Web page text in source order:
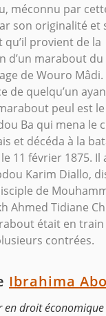
méconnu par
son originalité et
qu’il provient de la
d’un marabout du
de Wouro Mâdi.
de quelqu’un
peul est
Ba qui mena le
et décéda à la
11 février 1875.
Karim Diallo,
de
Ahmed Tidiane
était en
contrées.
Ibrahima
en droit